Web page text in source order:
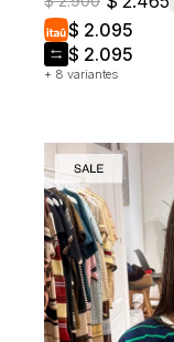
+ 8 variantes
$ 2.095
$ 2.095